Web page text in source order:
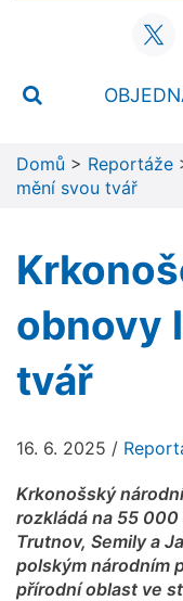
Domů > Reportáže
mění svou tvář
obnovy
tvář
16. 6. 2025 /
Krkonošský
rozkládá na 55
Trutnov, Semily a
polským národním
přírodní oblast ve